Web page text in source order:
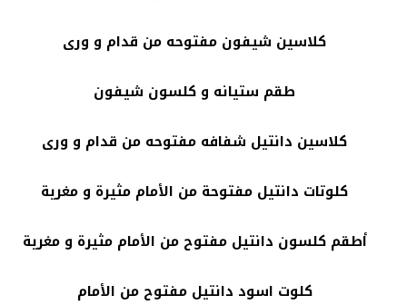
كلاسين شيفون مفتوحه من قدام و ورى
طقم ستيانه و كلسون شيفون
كلاسين دانتيل شفافه مفتوحه من قدام و ورى
كلوتات دانتيل مفتوحة من الأمام مثيرة و مغرية
أطقم كلسون دانتيل مفتوح من الأمام مثيرة و مغرية
كلوت اسود دانتيل مفتوح من الأمام